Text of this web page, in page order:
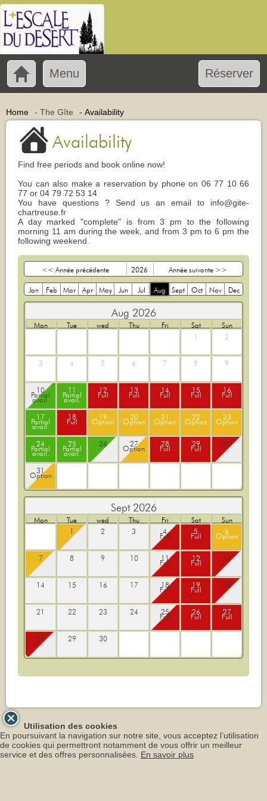
Menu Réserver
Home - The Gîte - Availability
Availability
Find free periods and book online now!
You can also make a reservation by phone on 06 77 10 66
77 or 04 79 72 53 14
You have questions ? Send us an email to info@gite-
chartreuse.fr
A day marked "complete" is from 3 pm to the following
morning 11 am during the week, and from 3 pm to 6 pm the
following weekend.
<< Année précédente 2026 Année suivante >>
Feb Mar Apr May Aug Sept Oct Nov Dec
Aug 2026
Mon Tue Thu Fri Sat Sun
1 2
3 4 5 6 7 8 9
10
Partial
avail.
11
Partial
avail.
12
Full
13
Full
14
Full
15
Full
16
Full
17
Partial
avail.
18
Full
19
Option
20
Option
21
Option
22
Option
23
Option
24
Partial
avail.
25
Partial
avail.
26
27
Option
28
Full
29
Full
30
31
Option
Sept 2026
Mon Tue Thu Fri Sat Sun
1 2 3
4
Full
5
Full
6
Option
7 8 9 10
11
Full
12
Full
13
14 15 16 17
18
Full
19
Full
20
21 22 23 24
25
Full
26
Full
27
Full
28 29 30
Utilisation des cookies
En poursuivant la navigation sur notre site, vous acceptez l’utilisation
de cookies qui permettront notamment de vous offrir un meilleur
service et des offres personnalisées. En savoir plus